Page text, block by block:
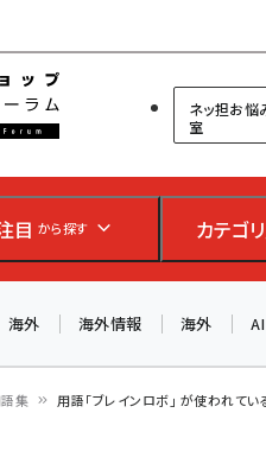
ネットショップ担当者フ
ネッ担お悩
室
目 から探す カテゴ
海外 海外情報 海外 AI
集 用語「ブレインロボ」 が使われて